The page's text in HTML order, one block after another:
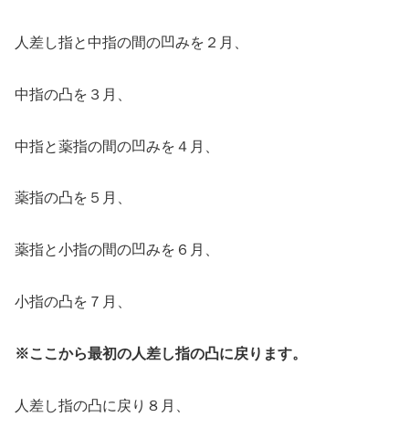
人差し指と中指の間の凹みを２月、
中指の凸を３月、
中指と薬指の間の凹みを４月、
薬指の凸を５月、
薬指と小指の間の凹みを６月、
小指の凸を７月、
※ここから最初の人差し指の凸に戻ります。
人差し指の凸に戻り８月、